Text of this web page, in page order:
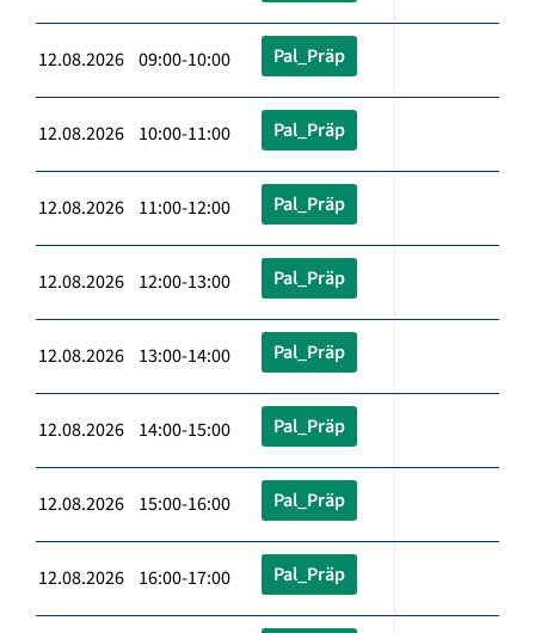
12.08.2026 09:00-10:00 Pal_Präp
12.08.2026 10:00-11:00 Pal_Präp
12.08.2026 11:00-12:00 Pal_Präp
12.08.2026 12:00-13:00 Pal_Präp
12.08.2026 13:00-14:00 Pal_Präp
12.08.2026 14:00-15:00 Pal_Präp
12.08.2026 15:00-16:00 Pal_Präp
12.08.2026 16:00-17:00 Pal_Präp